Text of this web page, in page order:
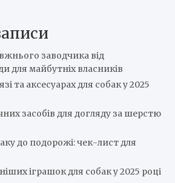
заводчика від
для майбутніх власників
та аксесуарах для собак у 2025
засобів для догляду за шерстю
до подорожі: чек-лист для
іграшок для собак у 2025 році